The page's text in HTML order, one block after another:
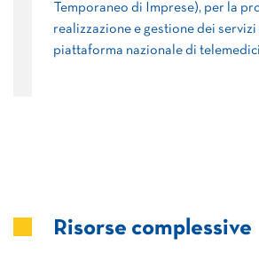
Temporaneo di Imprese), per la
realizzazione e gestione dei
piattaforma nazionale di
Risorse complessive